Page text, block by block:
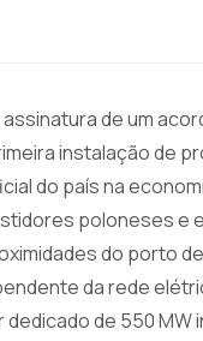
de um
instalação de
do país na
poloneses e
do porto
da rede
de 550 MW